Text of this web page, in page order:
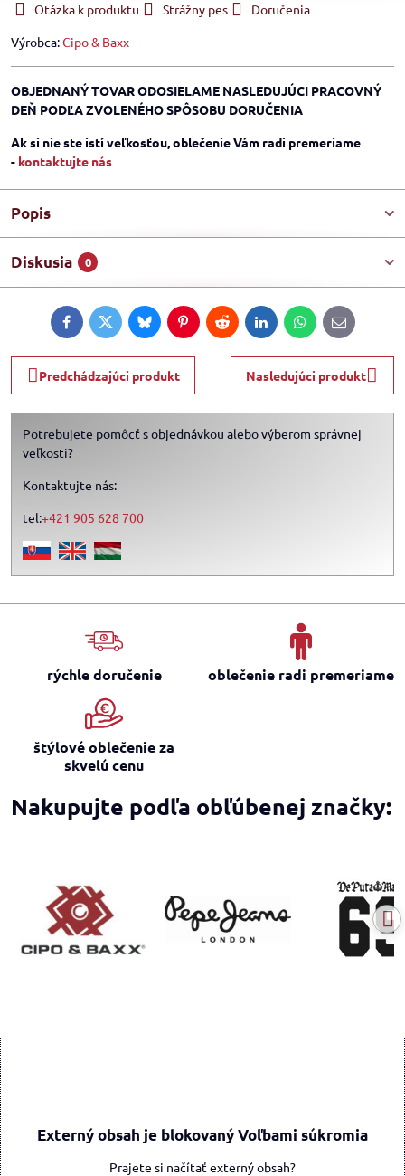
Otázka k produktu Strážny pes
Doručenia
Výrobca:Cipo & Baxx
OBJEDNANÝ TOVAR ODOSIELAME NASLEDUJÚCI PRACOVNÝ
DEŇ PODĽA ZVOLENÉHO SPÔSOBU DORUČENIA
Ak si nie ste istí veľkosťou, oblečenie Vám radi premeriame
- kontaktujte nás
Popis
Diskusia 0
FacebookTwitterBlueskyPinterestRedditLinkedInWhatsApp
E-
mail
Predchádzajúci produkt Nasledujúci produkt
Potrebujete pomôcť s objednávkou alebo výberom správnej
veľkosti?
Kontaktujte nás:
tel:+421 905 628 700
rýchle doručenie oblečenie radi premeriame
štýlové oblečenie za
skvelú cenu
Nakupujte podľa obľúbenej značky:
Externý obsah je blokovaný Voľbami súkromia
Prajete si načítať externý obsah?